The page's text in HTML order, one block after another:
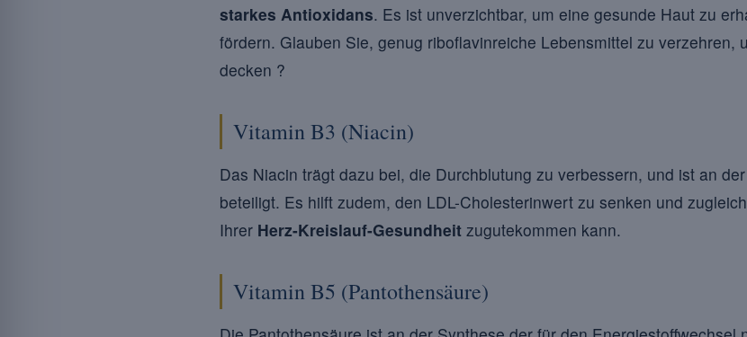
starkes Antioxidans. Es ist unverzichtbar, um eine gesunde Haut zu
fördern. Glauben Sie, genug riboflavinreiche Lebensmittel zu verzehren,
decken ?
Vitamin B3 (Niacin)
Das Niacin trägt dazu bei, die Durchblutung zu verbessern, und ist an
beteiligt. Es hilft zudem, den LDL-Cholesterinwert zu senken und
Ihrer Herz-Kreislauf-Gesundheit zugutekommen kann.
Vitamin B5 (Pantothensäure)